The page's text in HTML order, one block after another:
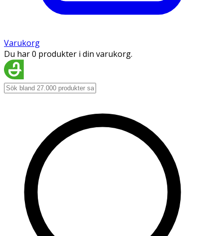
Varukorg
Du har 0 produkter i din varukorg.